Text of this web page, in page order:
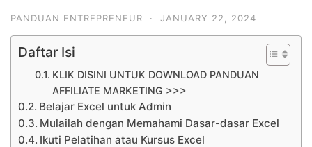
PANDUAN ENTREPRENEUR · JANUARY 22, 2024
Daftar Isi
KLIK DISINI UNTUK DOWNLOAD PANDUAN
AFFILIATE MARKETING >>>
Belajar Excel untuk Admin
Mulailah dengan Memahami Dasar-dasar Excel
Ikuti Pelatihan atau Kursus Excel